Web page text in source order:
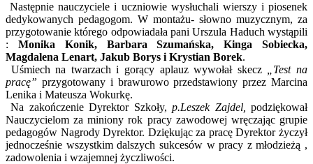
Następnie nauczyciele i uczniowie wysłuchali wierszy i piosenek
dedykowanych pedagogom. W montażu- słowno muzycznym, za
przygotowanie którego odpowiadała pani Urszula Haduch wystąpili
: Monika Konik, Barbara Szumańska, Kinga Sobiecka,
Magdalena Lenart, Jakub Borys i Krystian Borek.
Uśmiech na twarzach i gorący aplauz wywołał skecz
„Test na
pracę” przygotowany i brawurowo przedstawiony przez Marcina
Lenika i Mateusza Wokurkę.
Na zakończenie Dyrektor Szkoły, p.Leszek Zajdel,
podziękował
Nauczycielom za miniony rok pracy zawodowej wręczając grupie
pedagogów Nagrody Dyrektor. Dziękując za pracę Dyrektor życzył
jednocześnie wszystkim dalszych sukcesów w pracy z młodzieżą ,
zadowolenia i wzajemnej życzliwości.